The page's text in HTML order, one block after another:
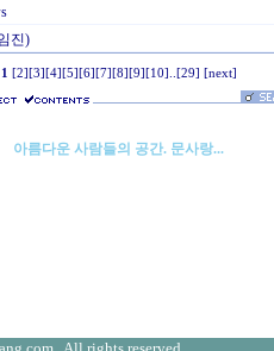
진)
1 [2] [3] [4] [5] [6] [7] [8] [9] [10] [29] [next]
아름다운 사람들의 공간. 문사랑...